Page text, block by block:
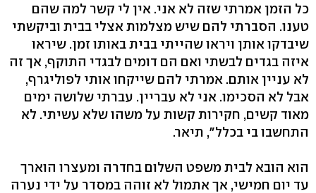
כל הזמן אמרתי שזה לא אני. אין לי קשר למה שהם
טענו. הסברתי להם שיש מצלמות אצלי בבית וביקשתי
שיבדקו אותן ויראו שהייתי בבית באותו זמן. שיראו
איזה בגדים לבשתי ואם הם דומים לבגדי התוקף, אך זה
לא עניין אותם. אמרתי להם שייקחו אותי לפוליגרף,
אבל לא הסכימו. אני לא עבריין. עברתי שלושה ימים
מאוד קשים, חקירות קשות על משהו שלא עשיתי. לא
התחשבו בי בכלל", תיאר.
הוא הובא לבית משפט השלום בחדרה ומעצרו הוארך
עד יום חמישי, אך אתמול לא זוהה במסדר על ידי נערה